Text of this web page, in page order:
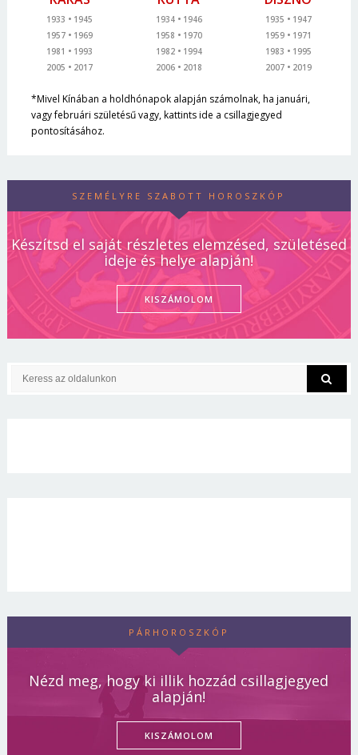
1933
1945
1957
1969
1981
1993
2005
2017
1934
1946
1958
1970
1982
1994
2006
2018
1935
1947
1959
1971
1983
1995
2007
2019
*Mivel Kínában a holdhónapok alapján számolnak, ha januári,
vagy februári születésű vagy, kattints ide a csillagjegyed
pontosításához.
SZEMÉLYRE SZABOTT HOROSZKÓP
Készítsd el saját részletes elemzésed, születésed
ideje és helye alapján!
KISZÁMOLOM
PÁRHOROSZKÓP
Nézd meg, hogy ki illik hozzád csillagjegyed
alapján!
KISZÁMOLOM